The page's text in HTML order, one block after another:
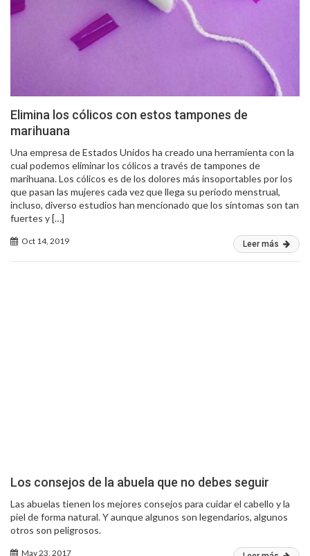
Elimina los cólicos con estos tampones de
marihuana
Una empresa de Estados Unidos ha creado una herramienta con la
cual podemos eliminar los cólicos a través de tampones de
marihuana. Los cólicos es de los dolores más insoportables por los
que pasan las mujeres cada vez que llega su período menstrual,
incluso, diverso estudios han mencionado que los síntomas son tan
fuertes y […]
Oct 14, 2019 Leer más
Los consejos de la abuela que no debes seguir
Las abuelas tienen los mejores consejos para cuidar el cabello y la
piel de forma natural. Y aunque algunos son legendarios, algunos
otros son peligrosos.
May 23, 2017